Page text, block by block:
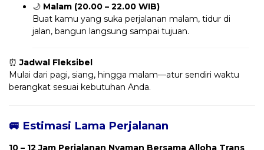
🌙 Malam (20.00 – 22.00 WIB)
Buat kamu yang suka perjalanan malam, tidur di
jalan, bangun langsung sampai tujuan.
⏰Jadwal Fleksibel
Mulai dari pagi, siang, hingga malam—atur sendiri waktu
berangkat sesuai kebutuhan Anda.
🚐 Estimasi Lama Perjalanan
10 – 12 Jam Perjalanan Nyaman Bersama Alloha Trans